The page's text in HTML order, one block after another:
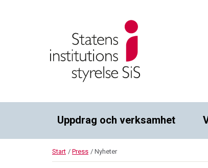
Uppdrag och verksamhet
Start / Press / Nyheter